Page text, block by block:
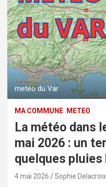
meteo du Var
MA COMMUNE METEO
La météo dans
mai 2026 : un
quelques pluies
4 mai 2026 Sophie Delacroix